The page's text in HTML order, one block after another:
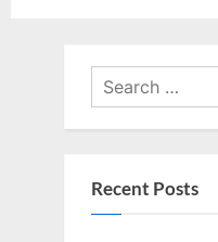
o
Search
for:
Recent Posts